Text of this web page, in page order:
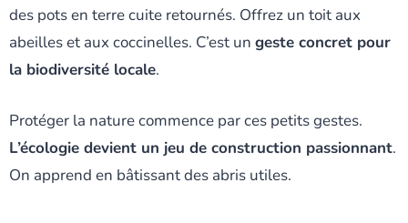
des pots en terre cuite retournés. Offrez un toit aux
abeilles et aux coccinelles. C’est un geste concret pour
la biodiversité locale.
Protéger la nature commence par ces petits gestes.
L’écologie devient un jeu de construction passionnant.
On apprend en bâtissant des abris utiles.